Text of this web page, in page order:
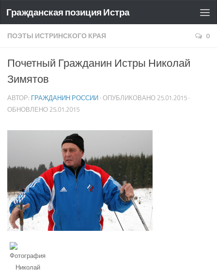
Гражданская позиция Истра
ПОЭТЫ ИСТРИНСКОГО КРАЯ 0
Почетный Гражданин Истры Николай
Зимятов
АВТОР: ГРАЖДАНИН РОССИИ · ОПУБЛИКОВАНО 25.01.2015 ·
ОБНОВЛЕНО 25.01.2015